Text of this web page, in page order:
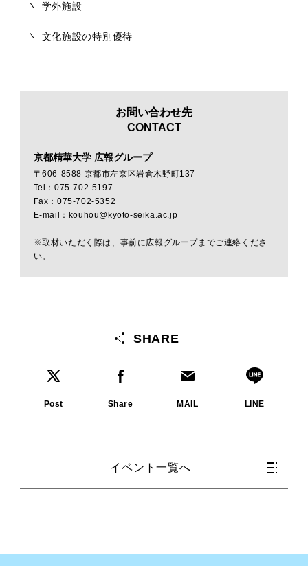
学外施設
文化施設の特別優待
お問い合わせ先
CONTACT
京都精華大学 広報グループ
〒606-8588 京都市左京区岩倉木野町137
Tel：075-702-5197
Fax：075-702-5352
E-mail：kouhou@kyoto-seika.ac.jp
※取材いただく際は、事前に広報グループまでご連絡くださ
い。
SHARE
Post Share MAIL LINE
イベント一覧へ